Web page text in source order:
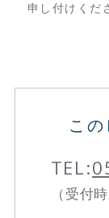
申し付けくだ
こ
TEL:
（受付